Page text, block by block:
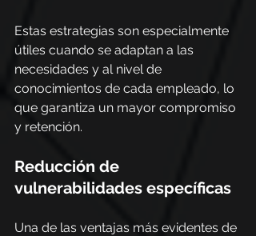
Estas estrategias son especialmente
útiles cuando se adaptan a las
necesidades y al nivel de
conocimientos de cada empleado, lo
que garantiza un mayor compromiso
y retención.
Reducción de
vulnerabilidades específicas
Una de las ventajas más evidentes de